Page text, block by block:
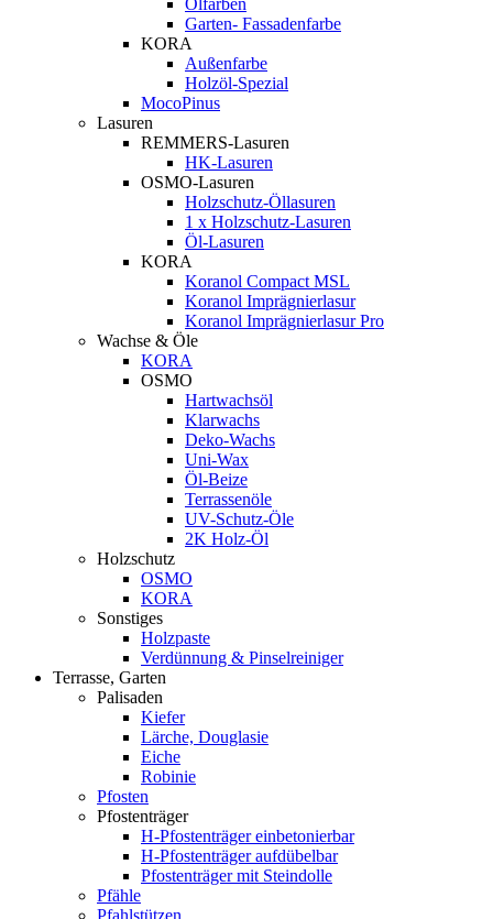
Ölfarben
Garten- Fassadenfarbe
KORA
Außenfarbe
Holzöl-Spezial
MocoPinus
Lasuren
REMMERS-Lasuren
HK-Lasuren
OSMO-Lasuren
Holzschutz-Öllasuren
1 x Holzschutz-Lasuren
Öl-Lasuren
KORA
Koranol Compact MSL
Koranol Imprägnierlasur
Koranol Imprägnierlasur Pro
Wachse & Öle
KORA
OSMO
Hartwachsöl
Klarwachs
Deko-Wachs
Uni-Wax
Öl-Beize
Terrassenöle
UV-Schutz-Öle
2K Holz-Öl
Holzschutz
OSMO
KORA
Sonstiges
Holzpaste
Verdünnung & Pinselreiniger
Terrasse, Garten
Palisaden
Kiefer
Lärche, Douglasie
Eiche
Robinie
Pfosten
Pfostenträger
H-Pfostenträger einbetonierbar
H-Pfostenträger aufdübelbar
Pfostenträger mit Steindolle
Pfähle
Pfahlstützen